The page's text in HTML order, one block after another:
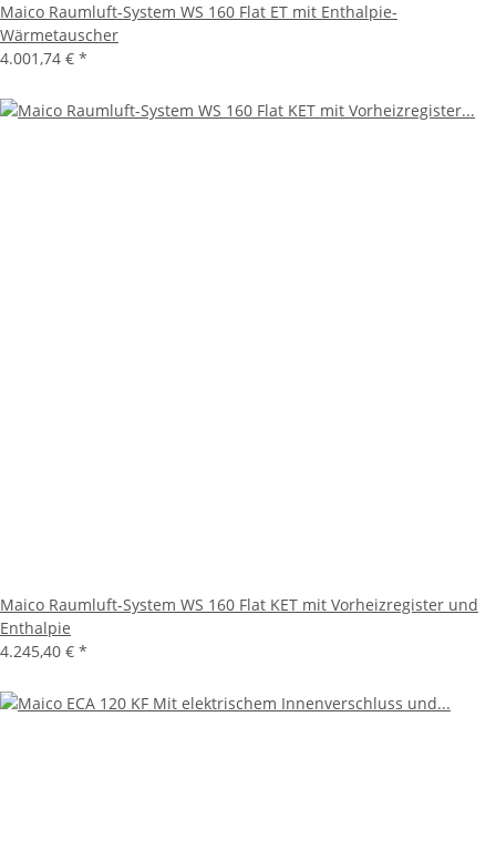
Maico Raumluft-System WS 160 Flat ET mit Enthalpie-
Wärmetauscher
4.001,74 € *
Maico Raumluft-System WS 160 Flat KET mit Vorheizregister und
Enthalpie
4.245,40 € *